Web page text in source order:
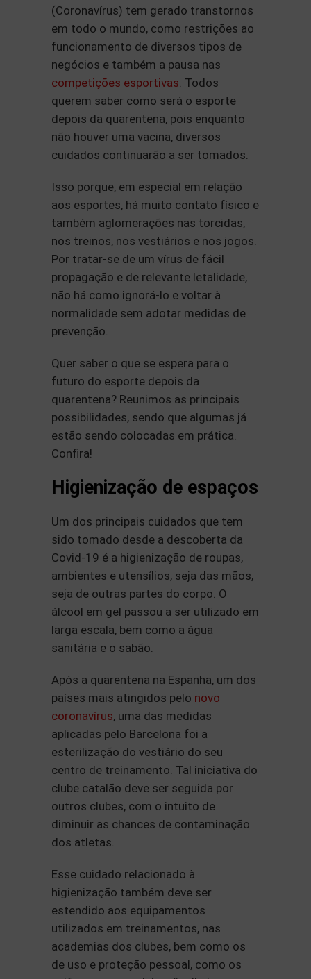
(Coronavírus) tem gerado transtornos
em todo o mundo, como restrições ao
funcionamento de diversos tipos de
negócios e também a pausa nas
competições esportivas . Todos
querem saber como será o esporte
depois da quarentena, pois enquanto
não houver uma vacina, diversos
cuidados continuarão a ser tomados.
Isso porque, em especial em relação
aos esportes, há muito contato físico e
também aglomerações nas torcidas,
nos treinos, nos vestiários e nos jogos.
Por tratar-se de um vírus de fácil
propagação e de relevante letalidade,
não há como ignorá-lo e voltar à
normalidade sem adotar medidas de
prevenção.
Quer saber o que se espera para o
futuro do esporte depois da
quarentena? Reunimos as principais
possibilidades, sendo que algumas já
estão sendo colocadas em prática.
Confira!
Higienização de espaços
Um dos principais cuidados que tem
sido tomado desde a descoberta da
Covid-19 é a higienização de roupas,
ambientes e utensílios, seja das mãos,
seja de outras partes do corpo. O
álcool em gel passou a ser utilizado em
larga escala, bem como a água
sanitária e o sabão.
Após a quarentena na Espanha, um dos
países mais atingidos pelo novo
coronavírus, uma das medidas
aplicadas pelo Barcelona foi a
esterilização do vestiário do seu
centro de treinamento. Tal iniciativa do
clube catalão deve ser seguida por
outros clubes, com o intuito de
diminuir as chances de contaminação
dos atletas.
Esse cuidado relacionado à
higienização também deve ser
estendido aos equipamentos
utilizados em treinamentos, nas
academias dos clubes, bem como os
de uso e proteção pessoal, como os